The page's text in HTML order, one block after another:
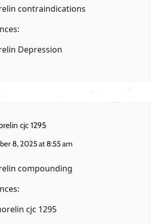
contraindications
Depression
cjc 1295
8, 2025 at 8:55 am
compounding
cjc 1295